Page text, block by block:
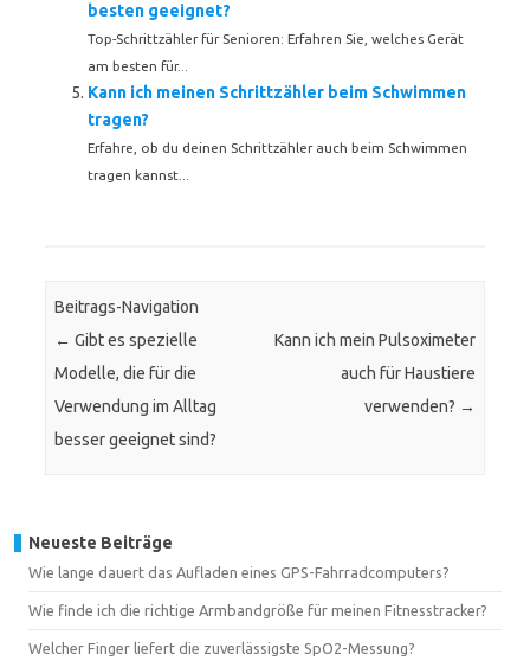
besten geeignet?
Top-Schrittzähler für Senioren: Erfahren Sie, welches Gerät
am besten für...
Kann ich meinen Schrittzähler beim Schwimmen
tragen?
Erfahre, ob du deinen Schrittzähler auch beim Schwimmen
tragen kannst...
Beitrags-Navigation
← Gibt es spezielle
Modelle, die für die
Verwendung im Alltag
besser geeignet sind?
Kann ich mein Pulsoximeter
auch für Haustiere
verwenden? →
Neueste Beiträge
Wie lange dauert das Aufladen eines GPS-Fahrradcomputers?
Wie finde ich die richtige Armbandgröße für meinen Fitnesstracker?
Welcher Finger liefert die zuverlässigste SpO2-Messung?